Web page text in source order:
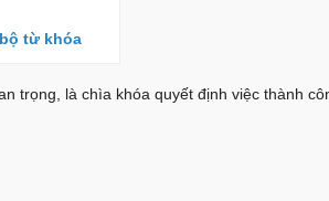
từ khóa
trọng, là chìa khóa quyết định việc thành